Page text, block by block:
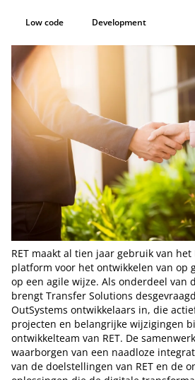
Low code Development
RET maakt al tien jaar gebruik van het
platform voor het ontwikkelen van op
op een agile wijze. Als onderdeel van
brengt Transfer Solutions
OutSystems ontwikkelaars in, die
projecten en belangrijke wijzigingen
ontwikkelteam van RET. De
waarborgen van een naadloze
van de doelstellingen van RET en de